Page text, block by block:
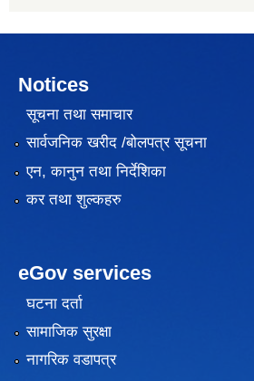
Notices
सूचना तथा समाचार
सार्वजनिक खरीद /बोलपत्र सूचना
एन, कानुन तथा निर्देशिका
कर तथा शुल्कहरु
eGov services
घटना दर्ता
सामाजिक सुरक्षा
नागरिक वडापत्र